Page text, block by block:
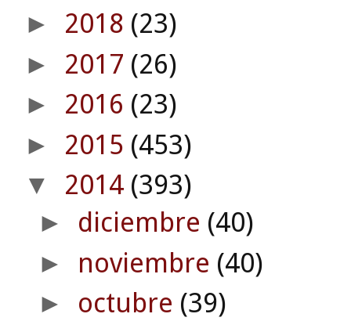
► 2018 (23)
► 2017 (26)
► 2016 (23)
► 2015 (453)
▼ 2014 (393)
► diciembre (40)
► noviembre (40)
► octubre (39)